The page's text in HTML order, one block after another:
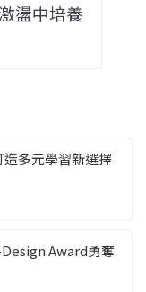
盪中培養
多元學習新選擇
Award勇奪